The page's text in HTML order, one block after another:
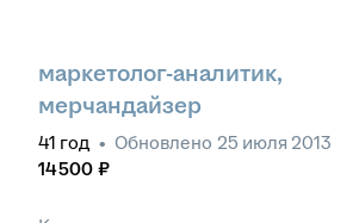
маркетолог-аналитик,
мерчандайзер
41 год • Обновлено 25 июля 2013
14 500 ₽